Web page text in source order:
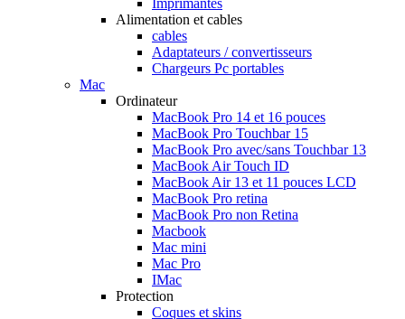
Imprimantes
Alimentation et cables
cables
Adaptateurs / convertisseurs
Chargeurs Pc portables
Mac
Ordinateur
MacBook Pro 14 et 16 pouces
MacBook Pro Touchbar 15
MacBook Pro avec/sans Touchbar 13
MacBook Air Touch ID
MacBook Air 13 et 11 pouces LCD
MacBook Pro retina
MacBook Pro non Retina
Macbook
Mac mini
Mac Pro
IMac
Protection
Coques et skins